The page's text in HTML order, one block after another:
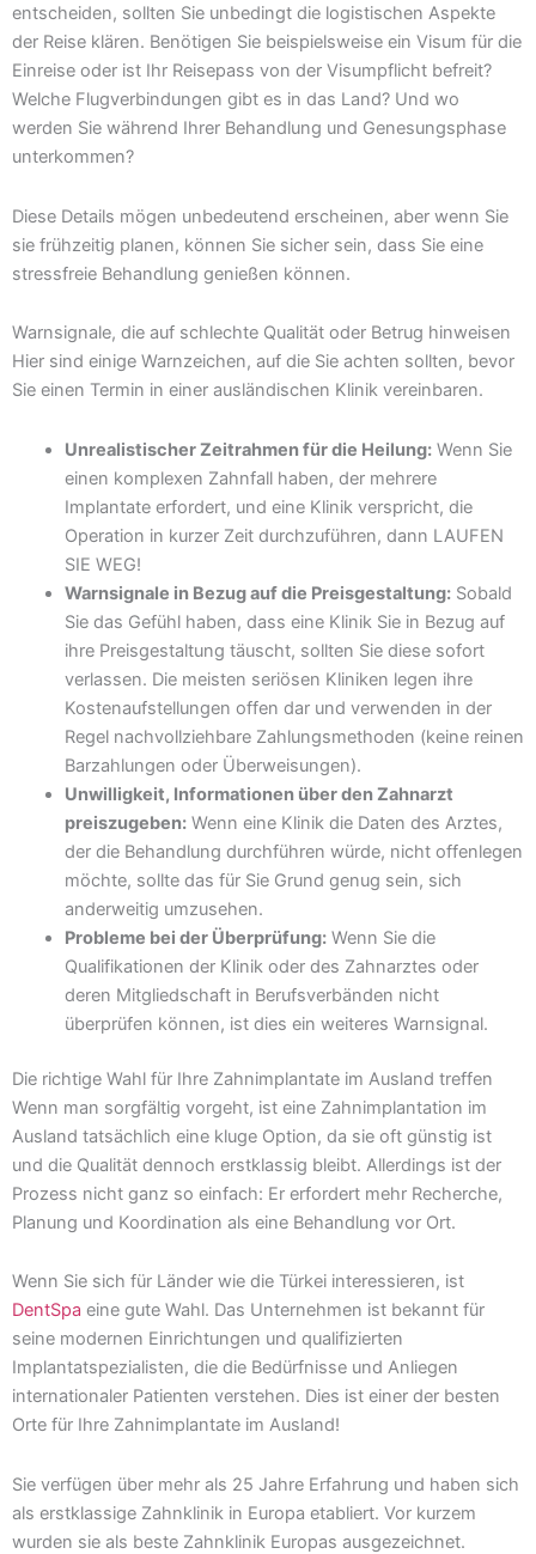
entscheiden, sollten Sie unbedingt die logistischen Aspekte
der Reise klären. Benötigen Sie beispielsweise ein Visum für die
Einreise oder ist Ihr Reisepass von der Visumpflicht befreit?
Welche Flugverbindungen gibt es in das Land? Und wo
werden Sie während Ihrer Behandlung und Genesungsphase
unterkommen?
Diese Details mögen unbedeutend erscheinen, aber wenn Sie
sie frühzeitig planen, können Sie sicher sein, dass Sie eine
stressfreie Behandlung genießen können.
Warnsignale, die auf schlechte Qualität oder Betrug hinweisen
Hier sind einige Warnzeichen, auf die Sie achten sollten, bevor
Sie einen Termin in einer ausländischen Klinik vereinbaren.
Unrealistischer Zeitrahmen für die Heilung:Wenn Sie
einen komplexen Zahnfall haben, der mehrere
Implantate erfordert, und eine Klinik verspricht, die
Operation in kurzer Zeit durchzuführen, dann LAUFEN
SIE WEG!
Warnsignale in Bezug auf die Preisgestaltung:Sobald
Sie das Gefühl haben, dass eine Klinik Sie in Bezug auf
ihre Preisgestaltung täuscht, sollten Sie diese sofort
verlassen. Die meisten seriösen Kliniken legen ihre
Kostenaufstellungen offen dar und verwenden in der
Regel nachvollziehbare Zahlungsmethoden (keine reinen
Barzahlungen oder Überweisungen).
Unwilligkeit, Informationen über den Zahnarzt
preiszugeben:Wenn eine Klinik die Daten des Arztes,
der die Behandlung durchführen würde, nicht offenlegen
möchte, sollte das für Sie Grund genug sein, sich
anderweitig umzusehen.
Probleme bei der Überprüfung:Wenn Sie die
Qualifikationen der Klinik oder des Zahnarztes oder
deren Mitgliedschaft in Berufsverbänden nicht
überprüfen können, ist dies ein weiteres Warnsignal.
Die richtige Wahl für Ihre Zahnimplantate im Ausland treffen
Wenn man sorgfältig vorgeht, ist eine Zahnimplantation im
Ausland tatsächlich eine kluge Option, da sie oft günstig ist
und die Qualität dennoch erstklassig bleibt. Allerdings ist der
Prozess nicht ganz so einfach: Er erfordert mehr Recherche,
Planung und Koordination als eine Behandlung vor Ort.
Wenn Sie sich für Länder wie die Türkei interessieren, ist
DentSpa eine gute Wahl. Das Unternehmen ist bekannt für
seine modernen Einrichtungen und qualifizierten
Implantatspezialisten, die die Bedürfnisse und Anliegen
internationaler Patienten verstehen. Dies ist einer der besten
Orte für Ihre Zahnimplantate im Ausland!
Sie verfügen über mehr als 25 Jahre Erfahrung und haben sich
als erstklassige Zahnklinik in Europa etabliert. Vor kurzem
wurden sie als beste Zahnklinik Europas ausgezeichnet.